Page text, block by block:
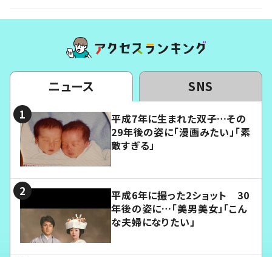
ニュース SNS
平成7年に生まれた双子…その
29年後の姿に「漫画みたい」「素
敵すぎる」
平成6年に撮った2ショット 30
年後の姿に…「美男美女」「こん
な夫婦になりたい」